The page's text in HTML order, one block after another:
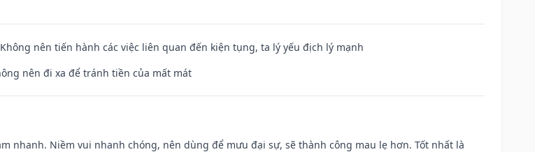
nên tiến hành các việc liên quan đến kiện tụng, ta lý yếu địch lý mạnh
nên đi xa để tránh tiền của mất mát
nhanh. Niềm vui nhanh chóng, nên dùng để mưu đại sự, sẽ thành công mau lẹ hơn. Tốt nhất là